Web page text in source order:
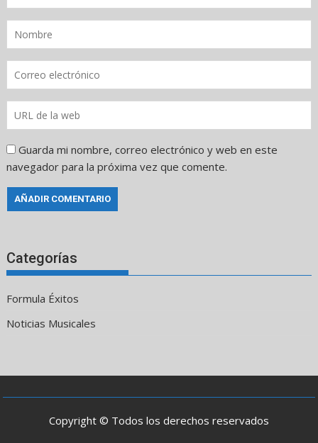
Guarda mi nombre, correo electrónico y web en este
navegador para la próxima vez que comente.
Categorías
Formula Éxitos
Noticias Musicales
Copyright © Todos los derechos reservados